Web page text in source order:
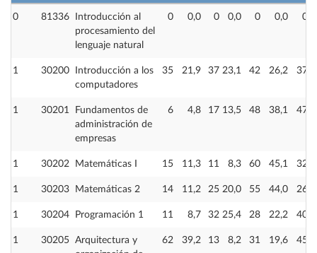
0 81336
Introducción al
procesamiento del
lenguaje natural
0 0,0 0 0,0 0 0,0 0
1 30200
Introducción a los
computadores
35 21,9 37 23,1 42 26,2 37
1 30201
Fundamentos de
administración de
empresas
6 4,8 17 13,5 48 38,1 47
1 30202 Matemáticas I 15 11,3 11 8,3 60 45,1 32
1 30203 Matemáticas 2 14 11,2 25 20,0 55 44,0 26
1 30204 Programación 1 11 8,7 32 25,4 28 22,2 40
1 30205 Arquitectura y
62 39,2 13 8,2 31 19,6 45